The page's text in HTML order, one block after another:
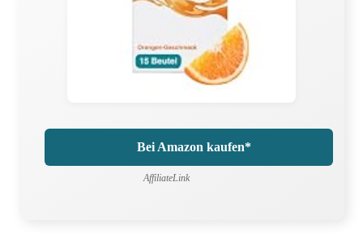
Bei Amazon kaufen*
AffiliateLink